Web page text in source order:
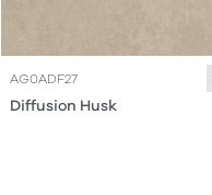
AG0ADF27
Diffusion Husk